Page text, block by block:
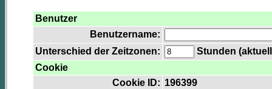
Benutzer
Benutzername:
Unterschied der Zeitzonen:
Stunden
Cookie
Cookie ID: 196399